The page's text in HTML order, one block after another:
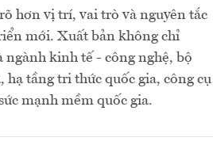
hơn vị trí, vai trò và nguyên tắc
mới. Xuất bản không chỉ
kinh tế - công nghệ, bộ
hạ tầng tri thức quốc gia, công cụ
mạnh mềm quốc gia.